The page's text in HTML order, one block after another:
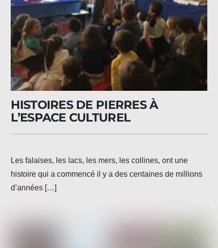
HISTOIRES DE PIERRES À
L’ESPACE CULTUREL
Les falaises, les lacs, les mers, les collines, ont une
histoire qui a commencé il y a des centaines de millions
d’années […]